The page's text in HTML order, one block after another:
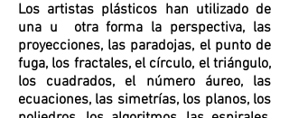
Los artistas plásticos han utilizado de
una u otra forma la perspectiva, las
proyecciones, las paradojas, el punto de
fuga, los fractales, el círculo, el triángulo,
los cuadrados, el número áureo, las
ecuaciones, las simetrías, los planos, los